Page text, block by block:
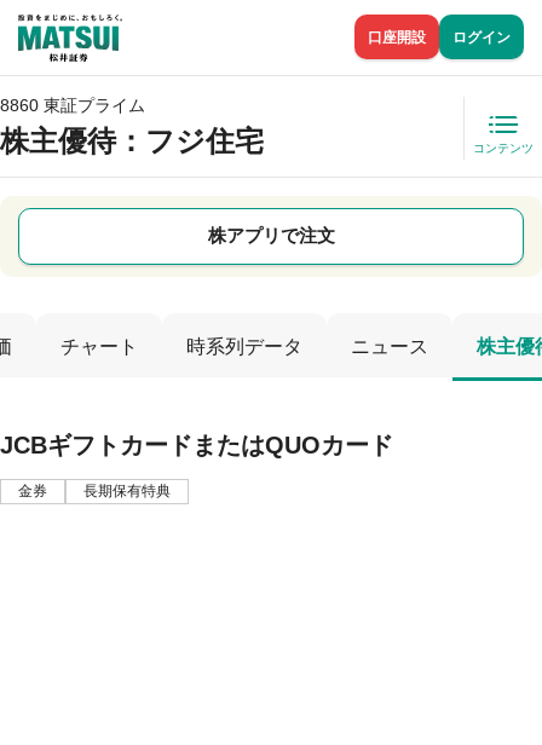
口座開設 ログイン
8860 東証プライム
株主優待：フジ住宅 コンテンツ
株アプリで注文
チャート 時系列データ ニュース 株主優
JCBギフトカードまたはQUOカード
金券 長期保有特典